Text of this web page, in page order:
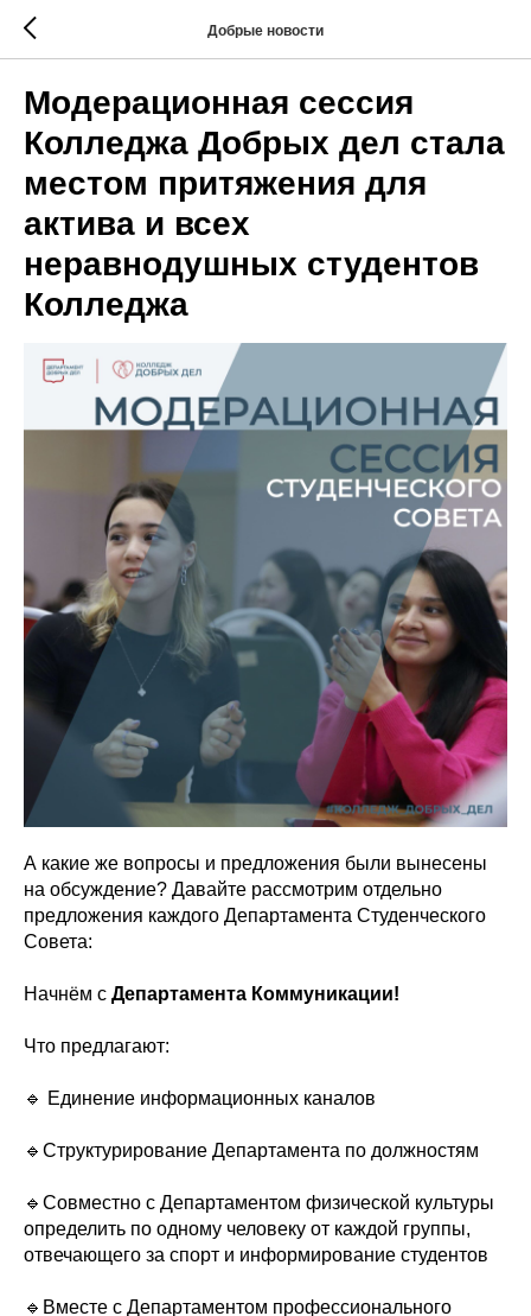
Добрые новости
Модерационная сессия
Колледжа Добрых дел стала
местом притяжения для
актива и всех
неравнодушных студентов
Колледжа
А какие же вопросы и предложения были вынесены
на обсуждение? Давайте рассмотрим отдельно
предложения каждого Департамента Студенческого
Совета:
Начнём с Департамента Коммуникации!
Что предлагают:
🔹 Единение информационных каналов
🔹Структурирование Департамента по должностям
🔹Совместно с Департаментом физической культуры
определить по одному человеку от каждой группы,
отвечающего за спорт и информирование студентов
🔹Вместе с Департаментом профессионального